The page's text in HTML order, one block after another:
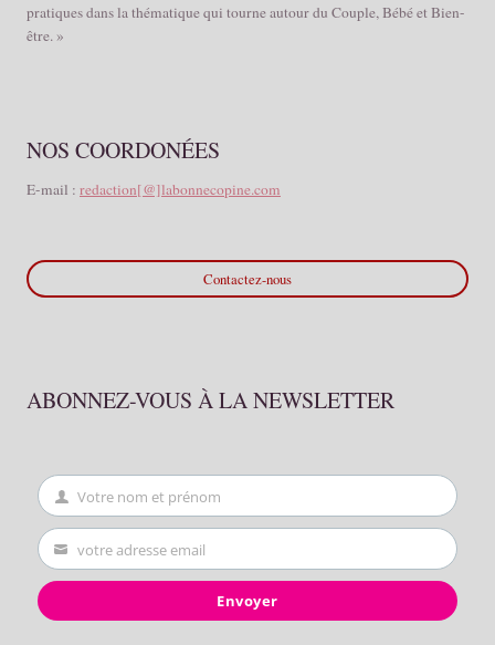
pratiques dans la thématique qui tourne autour du Couple, Bébé et Bien-
être. »
NOS COORDONÉES
E-mail : redaction[@]labonnecopine.com
Contactez-nous
ABONNEZ-VOUS À LA NEWSLETTER
First
Name
Votre nom et prénom
Your
email
votre adresse email
Envoyer